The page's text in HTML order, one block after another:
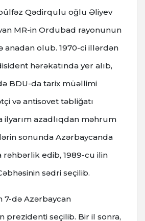
Qədirqulu oğlu Əliyev
MR-in Ordubad rayonunun
anadan olub. 1970-ci illərdən
hərəkatında yer alıb,
BDU-da tarix müəllimi
və antisovet təbliğatı
ilyarım azadlıqdan məhrum
sonunda Azərbaycanda
rəhbərlik edib, 1989-cu ilin
sədri seçilib.
7-də Azərbaycan
prezidenti seçilib. Bir il sonra,